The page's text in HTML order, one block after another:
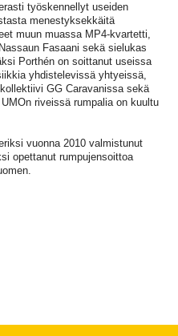
työskennellyt useiden
menestyksekkäitä
muun muassa MP4-kvartetti,
Fasaani sekä sielukas
Porthén on soittanut useissa
yhdistelevissä yhtyeissä,
GG Caravanissa sekä
riveissä rumpalia on kuultu
vuonna 2010 valmistunut
opettanut rumpujensoittoa